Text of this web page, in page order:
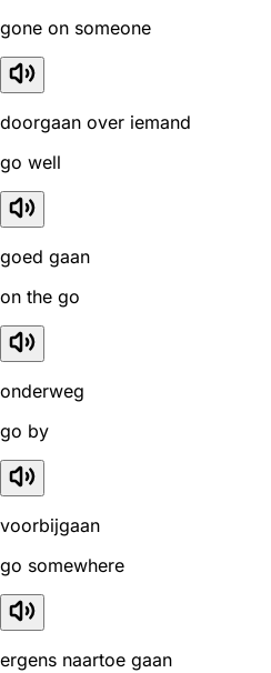
gone on someone
doorgaan over iemand
go well
goed gaan
on the go
onderweg
go by
voorbijgaan
go somewhere
ergens naartoe gaan